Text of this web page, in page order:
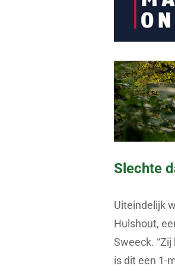
Slechte
Uiteindelijk
Hulshout,
Sweeck.
is dit een 1-